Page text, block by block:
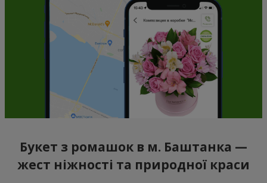
Букет з ромашок в м. Баштанка —
жест ніжності та природної краси